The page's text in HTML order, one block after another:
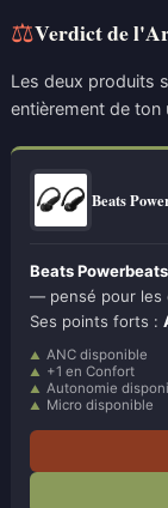
⚖Verdict de
Les deux produits
entièrement de ton
Beats
Beats
— pensé pour les
Ses points forts :
ANC disponible
+1 en Confort
Autonomie
Micro disponible